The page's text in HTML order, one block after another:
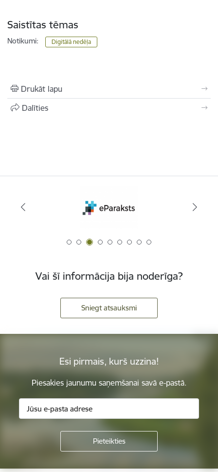
Saistītas tēmas
Notikumi: Digitālā nedēļa
Drukāt lapu
Dalīties
Vai šī informācija bija noderīga?
Sniegt atsauksmi
Esi pirmais, kurš uzzina!
Piesakies jaunumu saņemšanai savā e-pastā.